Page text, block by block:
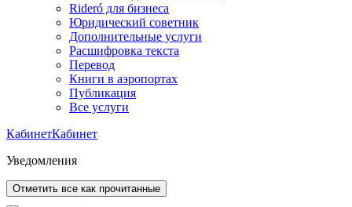
Rideró для бизнеса
Юридический советник
Дополнительные услуги
Расшифровка текста
Перевод
Книги в аэропортах
Публикация
Все услуги
КабинетКабинет
Уведомления
Отметить все как прочитанные